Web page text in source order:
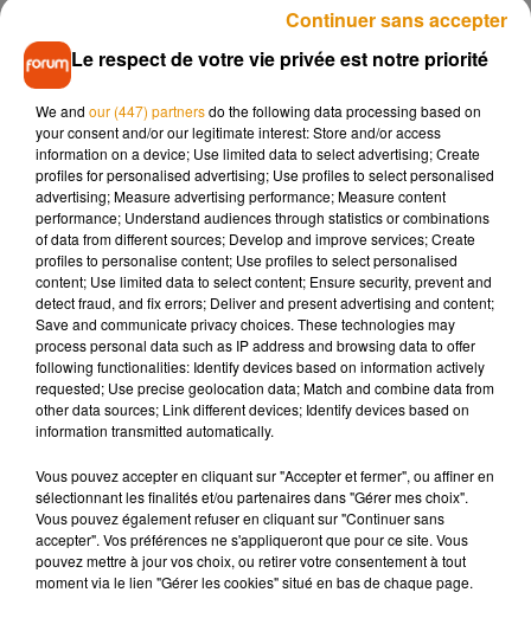
puisque sa barbe fait partie de ses atouts de séduction. 20%
des femmes sont séduites par sa belle barbe blanche, 17%
adorent ses cheveux argentés et 9% sa grande taille
Pour d’autres, elles sont attirées par le Père Noël sans
vraiment savoir pourquoi. 21% trouvent qu’il a un charme
mystérieux. A noter, plus les femmes prennent de l’âge, plus
elles sont attirées par le Père Noël. Maintenant, on le sait, il y
en a plus d’une qui vont guetter la cheminée dans la nuit du
24 au 25 décembre !
Musique
7 août 2026
Madonna sort enfin le remix de « Love
Sensation » avec Kylie Minogue
Le respect de votre vie privée est notre priorité
We and our (447) partnersdo the following data processing based on
your consent and/or our legitimate interest: Store and/or access
information on a device; Use limited data to select advertising; Create
profiles for personalised advertising; Use profiles to select personalised
advertising; Measure advertising performance; Measure content
performance; Understand audiences through statistics or combinations
of data from different sources; Develop and improve services; Create
profiles to personalise content; Use profiles to select personalised
content; Use limited data to select content; Ensure security, prevent and
detect fraud, and fix errors; Deliver and present advertising and content;
Save and communicate privacy choices. These technologies may
process personal data such as IP address and browsing data to offer
following functionalities: Identify devices based on information actively
requested; Use precise geolocation data; Match and combine data from
other data sources; Link different devices; Identify devices based on
information transmitted automatically.
Vous pouvez accepter en cliquant sur "Accepter et fermer", ou affiner en
sélectionnant les finalités et/ou partenaires dans "Gérer mes choix".
Vous pouvez également refuser en cliquant sur "Continuer sans
accepter". Vos préférences ne s'appliqueront que pour ce site. Vous
pouvez mettre à jour vos choix, ou retirer votre consentement à tout
moment via le lien "Gérer les cookies" situé en bas de chaque page.
Continuer sans accepter